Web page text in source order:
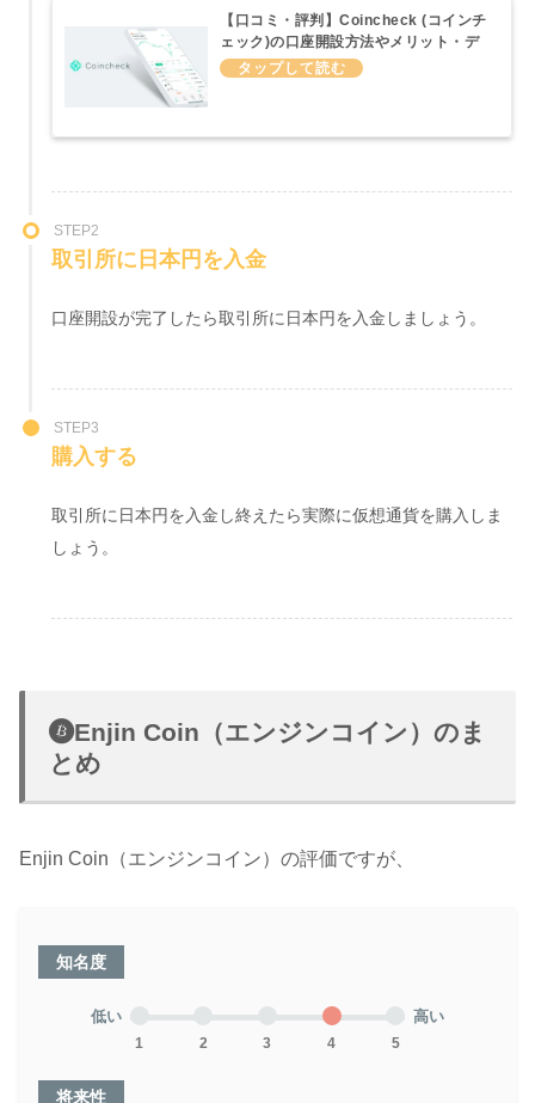
【口コミ・評判】Coincheck (コインチ
ェック)の口座開設方法やメリット・デ
メリットについてわかりやすくまとめて
STEP2
取引所に日本円を入金
口座開設が完了したら取引所に日本円を入金しましょう。
STEP3
購入する
取引所に日本円を入金し終えたら実際に仮想通貨を購入しま
しょう。
Enjin Coin（エンジンコイン）のま
とめ
Enjin Coin（エンジンコイン）の評価ですが、
知名度
低い
1 2 3 4 5
高い
将来性